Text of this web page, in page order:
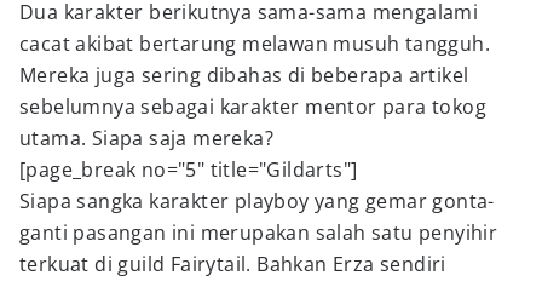
Dua karakter berikutnya sama-sama mengalami
cacat akibat bertarung melawan musuh tangguh.
Mereka juga sering dibahas di beberapa artikel
sebelumnya sebagai karakter mentor para tokog
utama. Siapa saja mereka?
[page_break no="5" title="Gildarts"]
Siapa sangka karakter playboy yang gemar gonta-
ganti pasangan ini merupakan salah satu penyihir
terkuat di guild Fairytail. Bahkan Erza sendiri